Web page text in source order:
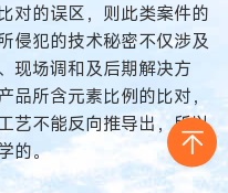
对的误区，则此类案件的
侵犯的技术秘密不仅涉及
现场调和及后期解决方
所含元素比例的比对，
艺不能反向推导出，所以
的。